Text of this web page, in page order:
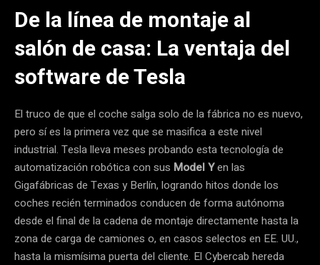
De la línea de montaje al
salón de casa: La ventaja del
software de Tesla
El truco de que el coche salga solo de la fábrica no es nuevo,
pero sí es la primera vez que se masifica a este nivel
industrial. Tesla lleva meses probando esta tecnología de
automatización robótica con sus Model Yen las
Gigafábricas de Texas y Berlín, logrando hitos donde los
coches recién terminados conducen de forma autónoma
desde el final de la cadena de montaje directamente hasta la
zona de carga de camiones o, en casos selectos en EE. UU.,
hasta la mismísima puerta del cliente. El Cybercab hereda